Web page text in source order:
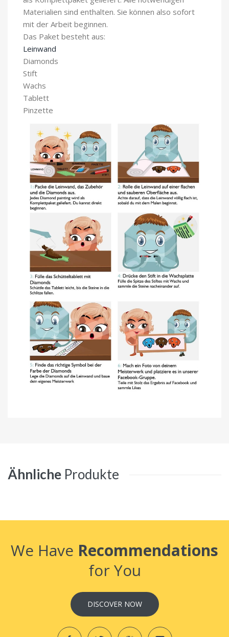
Materialien sind enthalten. Sie können also sofort
mit der Arbeit beginnen.
Das Paket besteht aus:
Leinwand
Diamonds
Stift
Wachs
Tablett
Pinzette
Ähnliche Produkte
We Have Recommendations
for You
DISCOVER NOW